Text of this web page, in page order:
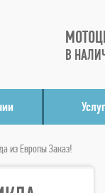
В
из Европы Заказ!